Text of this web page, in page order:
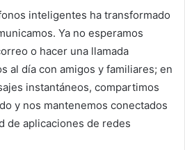
inteligentes ha transformado
Ya no esperamos
o hacer una llamada
al día con amigos y familiares; en
instantáneos, compartimos
y nos mantenemos conectados
de aplicaciones de redes